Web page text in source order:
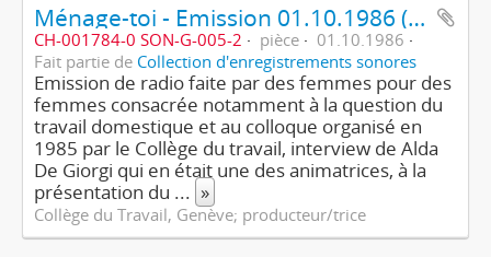
Ménage-toi - Emission 01.10.1986 (2ème partie/4)
CH-001784-0 SON-G-005-2 pièce
01.10.1986
Fait partie de Collection d'enregistrements sonores
Emission de radio faite par des femmes pour des
femmes consacrée notamment à la question du
travail domestique et au colloque organisé en
1985 par le Collège du travail, interview de Alda
De Giorgi qui en était une des animatrices, à la
présentation du ... »
Collège du Travail, Genève; producteur/trice